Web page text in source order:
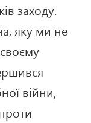
заходу.
яку ми не
війни,